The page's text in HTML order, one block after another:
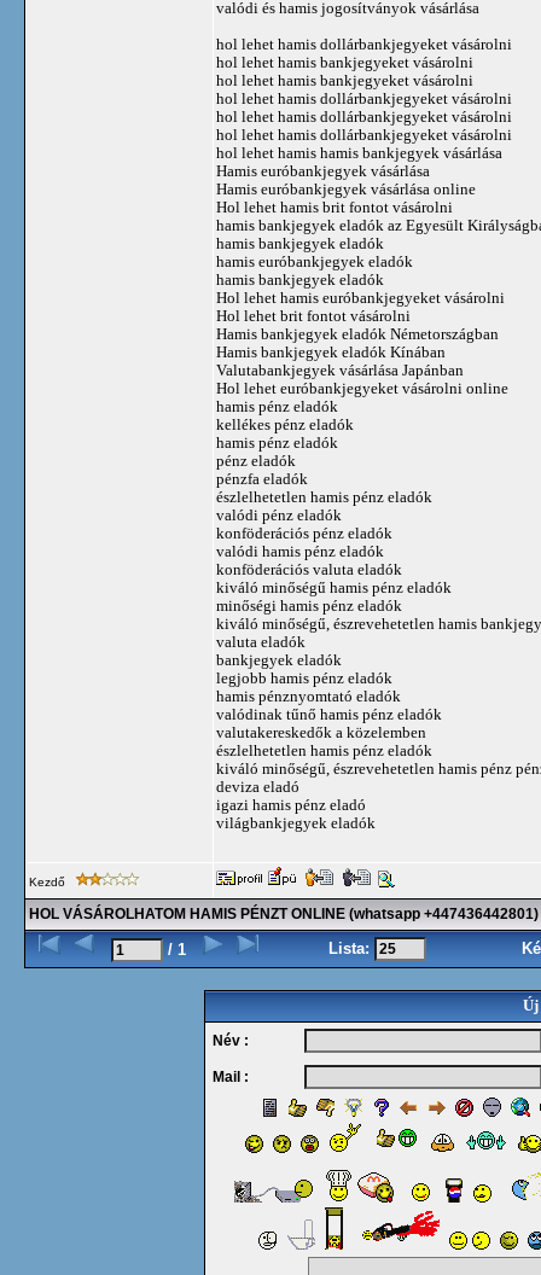
valódi és hamis jogosítványok vásárlása
hol lehet hamis dollárbankjegyeket vásárolni
hol lehet hamis bankjegyeket vásárolni
hol lehet hamis bankjegyeket vásárolni
hol lehet hamis dollárbankjegyeket vásárolni
hol lehet hamis dollárbankjegyeket vásárolni
hol lehet hamis dollárbankjegyeket vásárolni
hol lehet hamis hamis bankjegyek vásárlása
Hamis euróbankjegyek vásárlása
Hamis euróbankjegyek vásárlása online
Hol lehet hamis brit fontot vásárolni
hamis bankjegyek eladók az Egyesült
hamis bankjegyek eladók
hamis euróbankjegyek eladók
hamis bankjegyek eladók
Hol lehet hamis euróbankjegyeket vásárolni
Hol lehet brit fontot vásárolni
Hamis bankjegyek eladók Németországban
Hamis bankjegyek eladók Kínában
Valutabankjegyek vásárlása Japánban
Hol lehet euróbankjegyeket vásárolni online
hamis pénz eladók
kellékes pénz eladók
hamis pénz eladók
pénz eladók
pénzfa eladók
észlelhetetlen hamis pénz eladók
valódi pénz eladók
konföderációs pénz eladók
valódi hamis pénz eladók
konföderációs valuta eladók
kiváló minőségű hamis pénz eladók
minőségi hamis pénz eladók
kiváló minőségű, észrevehetetlen hamis
valuta eladók
bankjegyek eladók
legjobb hamis pénz eladók
hamis pénznyomtató eladók
valódinak tűnő hamis pénz eladók
valutakereskedők a közelemben
észlelhetetlen hamis pénz eladók
kiváló minőségű, észrevehetetlen hamis pénz
deviza eladó
igazi hamis pénz eladó
világbankjegyek eladók
Kezdő
HOL VÁSÁROLHATOM HAMIS PÉNZT ONLINE (whatsapp +447436442801)
/ 1 Lista:
Új
Név :
Mail :